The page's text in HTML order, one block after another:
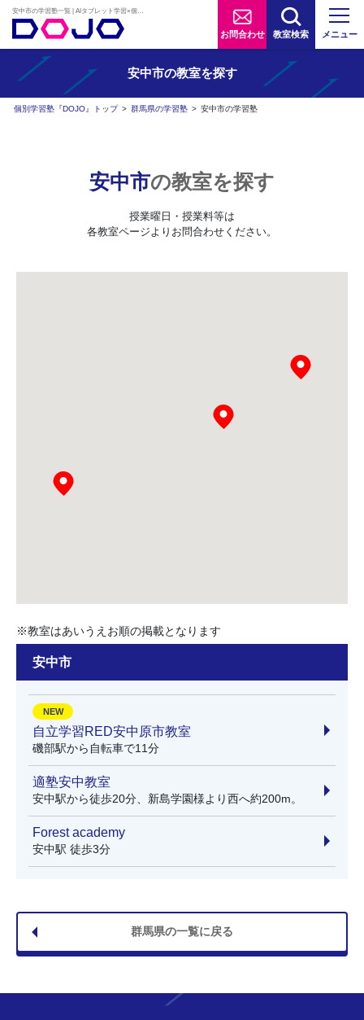
お問合わせ 教室検索 メニュー
安中市の教室を探す
個別学習塾『DOJO』トップ > 群馬県の学習塾 > 安中市の学習塾
安中市の教室を探す
授業曜日・授業料等は
各教室ページよりお問合わせください。
※教室はあいうえお順の掲載となります
安中市
NEW
自立学習RED安中原市教室
磯部駅から自転車で11分
適塾安中教室
安中駅から徒歩20分、新島学園様より西へ約200m。
Forest academy
安中駅 徒歩3分
群馬県の一覧に戻る